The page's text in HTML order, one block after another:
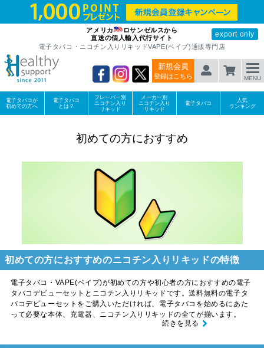
アメリカ
ロサンゼルスから
直送の個人輸入代行サイト
export only
電子タバコ・ニコチン入りリキッドVAPE(ベイプ)通販専門店
新規会員
登録はこちら MENU
電子タバコが
初めての方へ
電子タバコ
とは？
フレーバー別
ニコチン入り
リキッド
メーカー別
ニコチン入り
リキッド
電子タバコ
人気
ランキング
初めての方におすすめ
初めての方におすすめのニコチン入りリキッドの特徴
電子タバコ・VAPE(ベイプ)が初めての方や初心者の方におすすめの電子
タバコデビューセットとニコチン入りリキッドです。送料無料の電子タ
バコデビューセットをご購入いただければ、電子タバコを始めるにあた
って必要な本体、充電器、ニコチン入りリキッドの全てが揃います。
続きを見る